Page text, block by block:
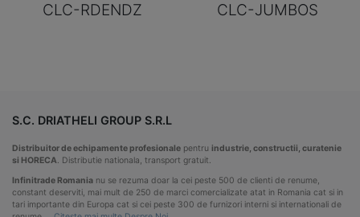
CLC-RDENDZ
CLC-JUMBOS
S.C. DRIATHELI GROUP S.R.L
Distribuitor de echipamente profesionale pentru industrie, constructii, curatenie
si HORECA . Distributie nationala, transport gratuit.
Infinitrade Romania nu se rezuma doar la cei peste 500 de clienti de renume,
constant deserviti, mai mult de 250 de marci comercializate atat in Romania cat si in
tari importante din Europa cat si cei peste 300 de furnizori interni si internationali de